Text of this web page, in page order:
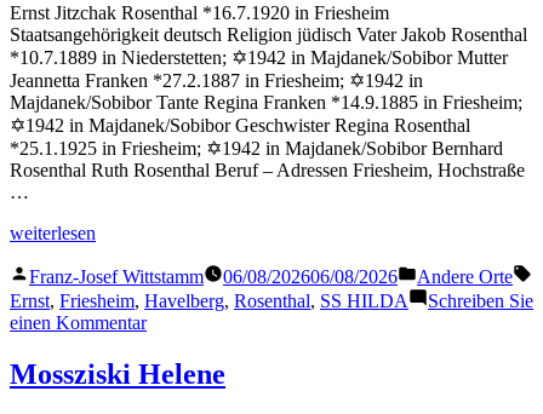
Ernst Jitzchak Rosenthal *16.7.1920 in Friesheim
Staatsangehörigkeit deutsch Religion jüdisch Vater Jakob Rosenthal
*10.7.1889 in Niederstetten; ✡1942 in Majdanek/Sobibor Mutter
Jeannetta Franken *27.2.1887 in Friesheim; ✡1942 in
Majdanek/Sobibor Tante Regina Franken *14.9.1885 in Friesheim;
✡1942 in Majdanek/Sobibor Geschwister Regina Rosenthal
*25.1.1925 in Friesheim; ✡1942 in Majdanek/Sobibor Bernhard
Rosenthal Ruth Rosenthal Beruf – Adressen Friesheim, Hochstraße
…
„Rosenthal
weiterlesen
Veröffentlicht
von
Franz-Josef Wittstamm 06/08/202606/08/2026
Veröffentlicht
in
Andere Orte
Ernst, Friesheim, Havelberg, Rosenthal, SS HILDA
Schreiben Sie
einen Kommentarzu
Ernst
Mossziski Helene